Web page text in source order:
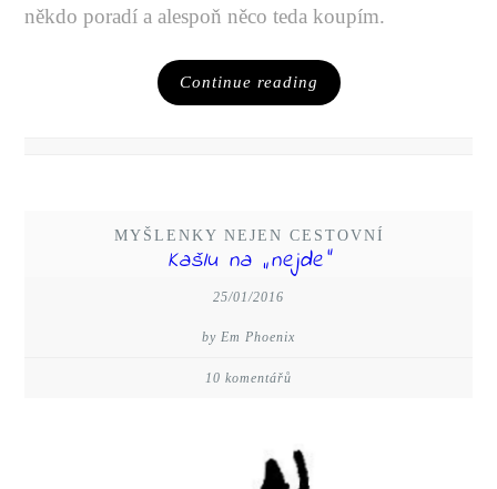
někdo poradí a alespoň něco teda koupím.
Continue reading
MYŠLENKY NEJEN CESTOVNÍ
Kašlu na „nejde“
25/01/2016
by Em Phoenix
10 komentářů